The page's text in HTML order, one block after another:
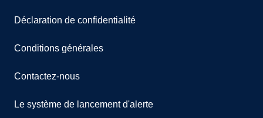
Déclaration de confidentialité
Conditions générales
Contactez-nous
Le système de lancement d'alerte